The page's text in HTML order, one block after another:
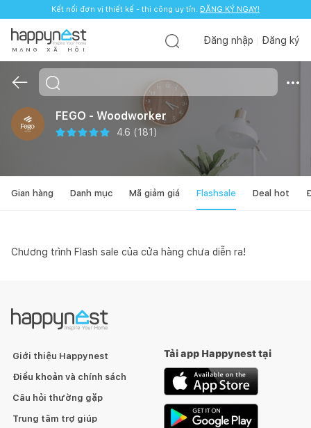
Kết nối đơn vị thiết kế - thi công uy tín. ĐĂNG KÝ NGAY!
M Ạ N G X Ã H Ộ I
Đăng nhập Đăng ký
FEGO - Woodworker
4.6 (181 )
Gian hàng Danh mục Mã giảm giá Flashsale Deal hot
Chương trình Flash sale của cửa hàng chưa diễn ra!
Giới thiệu Happynest
Điều khoản và chính sách
Câu hỏi thường gặp
Trung tâm trợ giúp
Tải app Happynest tại